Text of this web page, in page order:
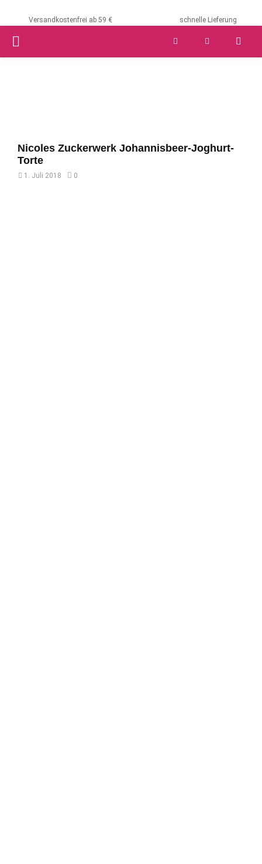
Versandkostenfrei ab 59 € schnelle Lieferung
PRIMARY
Nicoles Zuckerwerk Johannisbeer-Joghurt-
Torte
1. Juli 2018 0